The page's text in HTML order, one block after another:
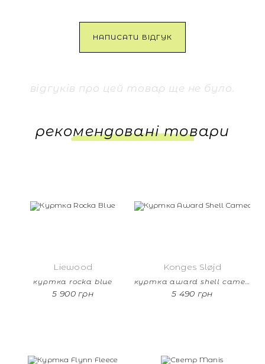
НАПИСАТИ ВІДГУК
відгуків про цей товар ще не було.
рекомендовані товари
Liewood
куртка rocka blue
5 900 грн
Konges Sløjd
5 490 грн